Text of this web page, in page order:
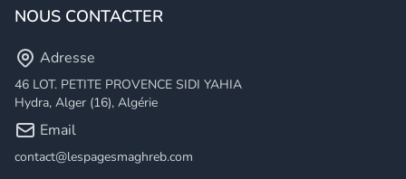
NOUS CONTACTER
Adresse
46 LOT. PETITE PROVENCE SIDI YAHIA
Hydra, Alger (16), Algérie
Email
contact@lespagesmaghreb.com